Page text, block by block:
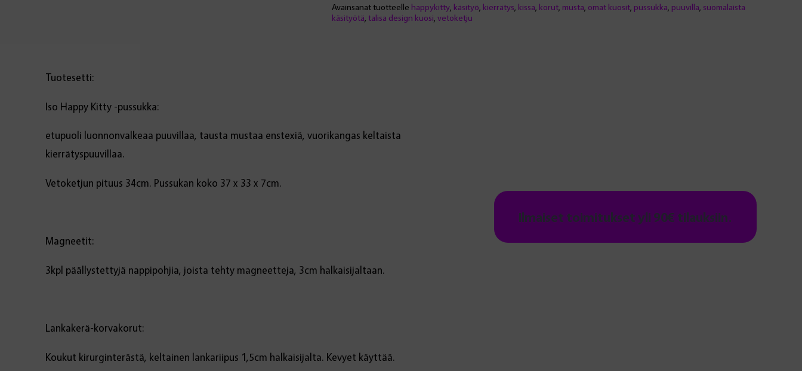
pussukka,
lankakerä-
Avainsanat tuotteelle happykitty, käsityö, kierrätys, kissa, korut, musta, omat kuosit, pussukka, puuvilla, suomalaista
käsityötä, talisa design kuosi, vetoketju
Tuotesetti:
Iso Happy Kitty -pussukka:
etupuoli luonnonvalkeaa puuvillaa, tausta mustaa enstexiä, vuorikangas keltaista
kierrätyspuuvillaa.
Vetoketjun pituus 34cm. Pussukan koko 37 x 33 x 7cm.
Magneetit:
3kpl päällystettyjä nappipohjia, joista tehty magneetteja, 3cm halkaisijaltaan.
Lankakerä-korvakorut:
Koukut kirurginterästä, keltainen lankariipus 1,5cm halkaisijalta. Kevyet käyttää.
Ilmaiset toimitukset yli 90€ tilauksiin.